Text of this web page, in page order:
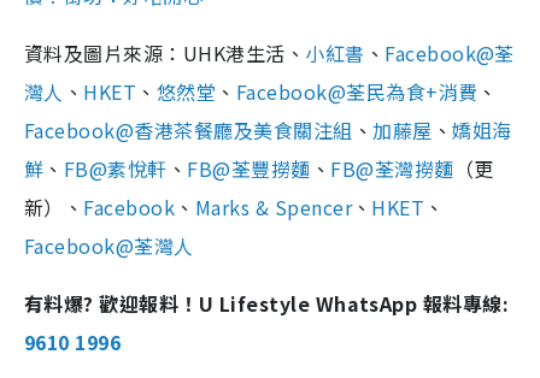
資料及圖片來源：UHK港生活、 小紅書 、 Facebook@荃
灣人 、 HKET 、 悠然堂 、 Facebook@荃民為食+消費 、
Facebook@香港茶餐廳及美食關注組 、加藤屋 、嬌姐海
鮮 、 FB@素悅軒 、 FB@荃豐撈麵 、 FB@荃灣撈麵 （更
新）、 Facebook 、 Marks & Spencer、 HKET 、
Facebook@荃灣人
有料爆? 歡迎報料！U Lifestyle WhatsApp 報料專線:
9610 1996